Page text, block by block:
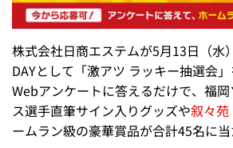
株式会社日商エステムが5月13日（水
DAYとして「激アツ ラッキー抽選会」
Webアンケートに答えるだけで、福
ス選手直筆サイン入りグッズや叙々苑
ームラン級の豪華賞品が合計45名に当